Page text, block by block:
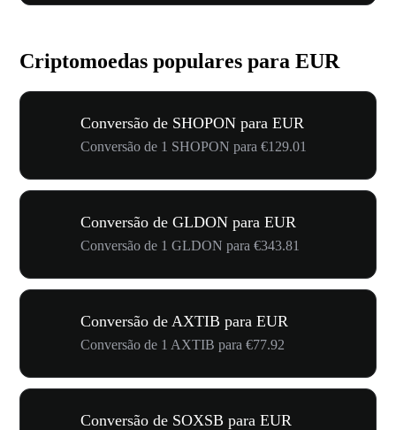
Criptomoedas populares para EUR
Conversão de SHOPON para EUR
Conversão de 1 SHOPON para €129.01
Conversão de GLDON para EUR
Conversão de 1 GLDON para €343.81
Conversão de AXTIB para EUR
Conversão de 1 AXTIB para €77.92
Conversão de SOXSB para EUR